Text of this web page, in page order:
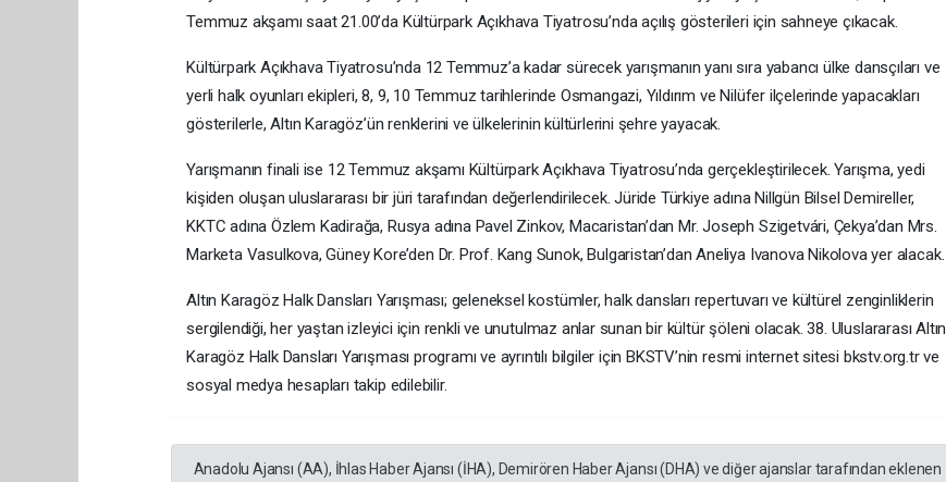
Temmuz akşamı saat 21.00’da Kültürpark Açıkhava Tiyatrosu’nda açılış gösterileri için sahneye çıkacak.
Kültürpark Açıkhava Tiyatrosu’nda 12 Temmuz’a kadar sürecek yarışmanın yanı sıra yabancı ülke dansçıları ve
yerli halk oyunları ekipleri, 8, 9, 10 Temmuz tarihlerinde Osmangazi, Yıldırım ve Nilüfer ilçelerinde yapacakları
gösterilerle, Altın Karagöz’ün renklerini ve ülkelerinin kültürlerini şehre yayacak.
Yarışmanın finali ise 12 Temmuz akşamı Kültürpark Açıkhava Tiyatrosu’nda gerçekleştirilecek. Yarışma, yedi
kişiden oluşan uluslararası bir jüri tarafından değerlendirilecek. Jüride Türkiye adına Nillgün Bilsel Demireller,
KKTC adına Özlem Kadirağa, Rusya adına Pavel Zinkov, Macaristan’dan Mr. Joseph Szigetvári, Çekya’dan Mrs.
Marketa Vasulkova, Güney Kore’den Dr. Prof. Kang Sunok, Bulgaristan’dan Aneliya Ivanova Nikolova yer alacak.
Altın Karagöz Halk Dansları Yarışması; geleneksel kostümler, halk dansları repertuvarı ve kültürel zenginliklerin
sergilendiği, her yaştan izleyici için renkli ve unutulmaz anlar sunan bir kültür şöleni olacak. 38. Uluslararası Altın
Karagöz Halk Dansları Yarışması programı ve ayrıntılı bilgiler için BKSTV’nin resmi internet sitesi bkstv.org.tr ve
sosyal medya hesapları takip edilebilir.
Anadolu Ajansı (AA), İhlas Haber Ajansı (İHA), Demirören Haber Ajansı (DHA) ve diğer ajanslar tarafından eklenen